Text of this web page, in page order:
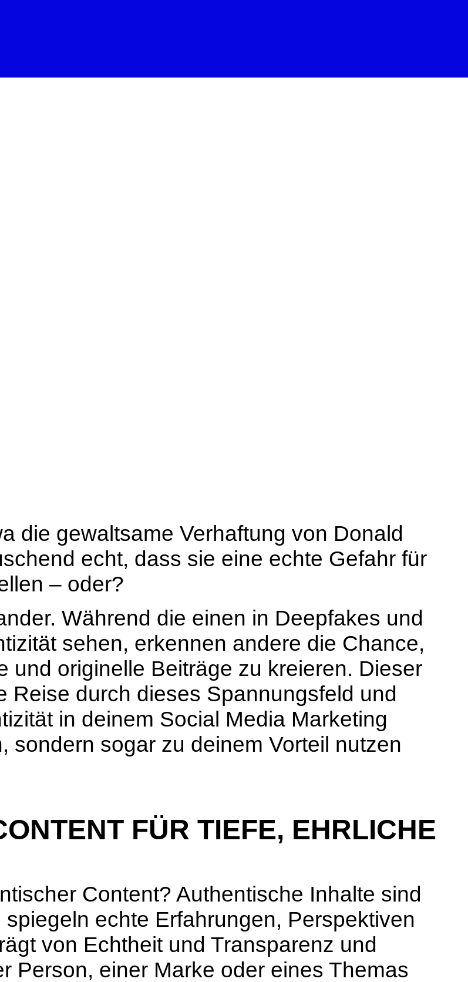
die gewaltsame Verhaftung von Donald
echt, dass sie eine echte Gefahr für
– oder?
Während die einen in Deepfakes und
sehen, erkennen andere die Chance,
und originelle Beiträge zu kreieren. Dieser
Reise durch dieses Spannungsfeld und
in deinem Social Media Marketing
sondern sogar zu deinem Vorteil nutzen
FÜR TIEFE, EHRLICHE
Content? Authentische Inhalte sind
echte Erfahrungen, Perspektiven
von Echtheit und Transparenz und
Person, einer Marke oder eines Themas